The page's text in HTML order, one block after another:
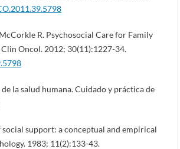
R. Psychosocial Care for Family
Oncol. 2012; 30(11):1227-34.
la salud humana. Cuidado y práctica de
support: a conceptual and empirical
1983; 11(2):133-43.